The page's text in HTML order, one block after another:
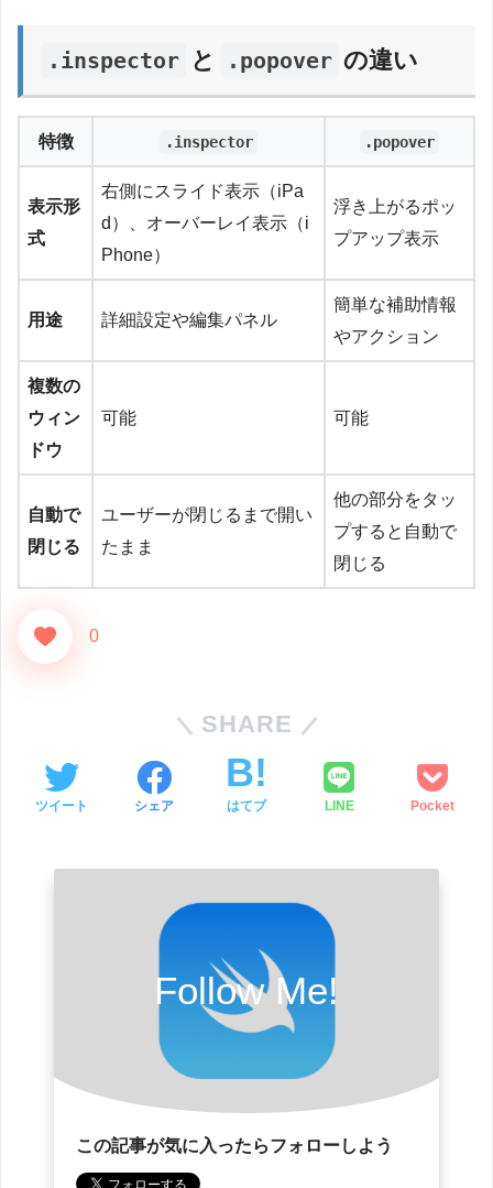
.inspector と .popover の違い
特徴 .inspector .popover
表示形
式
右側にスライド表示（iPa
d）、オーバーレイ表示（i
Phone）
浮き上がるポッ
プアップ表示
用途 詳細設定や編集パネル
簡単な補助情報
やアクション
複数の
ウィン
ドウ
可能 可能
自動で
閉じる
ユーザーが閉じるまで開い
たまま
他の部分をタッ
プすると自動で
閉じる
0
SHARE
ツイート シェア はてブ LINE Pocket
Follow Me!
この記事が気に入ったらフォローしよう